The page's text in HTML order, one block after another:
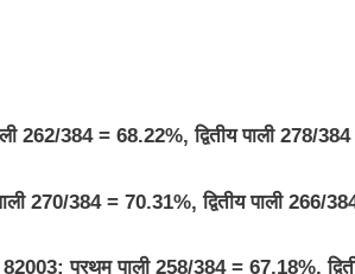
262/384 = 68.22%, द्वितीय पाली 278/
270/384 = 70.31%, द्वितीय पाली 266/
प्रथम पाली 258/384 = 67.18%,